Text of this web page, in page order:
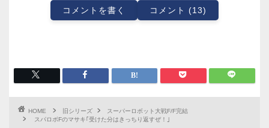
コメントを書く コメント (13)
HOME 旧シリーズ
スーパーロボット大戦F/F完結
スパロボFのマサキ｢受けた分はきっちり返すぜ！｣